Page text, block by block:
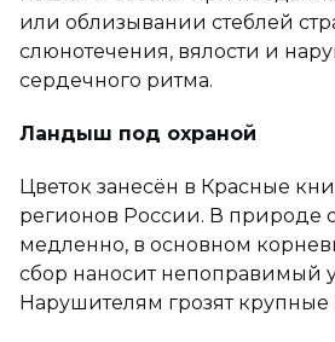
или облизывании стеблей
слюнотечения, вялости и
сердечного ритма.
Ландыш под охраной
Цветок занесён в Красные
регионов России. В природе
медленно, в основном
сбор наносит непоправимый
Нарушителям грозят